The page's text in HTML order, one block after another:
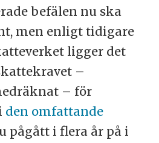
befälen nu ska
men enligt tidigare
ligger det
–
– för
den omfattande
pågått i flera år på i